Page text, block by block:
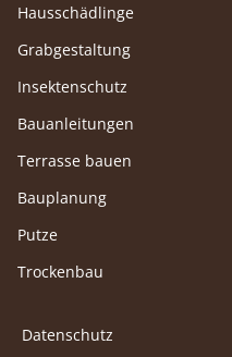
Hausschädlinge
Grabgestaltung
Insektenschutz
Bauanleitungen
Terrasse bauen
Bauplanung
Putze
Trockenbau
Datenschutz